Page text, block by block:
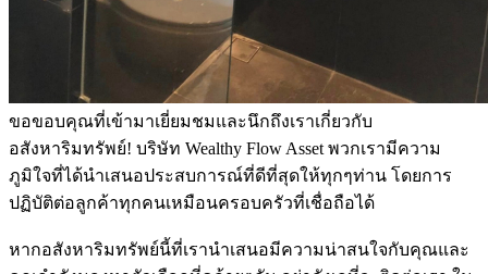
ขอขอบคุณที่เข้ามาเยี่ยมชมและนึกถึงเราเกี่ยวกับ
อสังหาริมทรัพย์! บริษัท Wealthy Flow Asset พวกเรามีความ
ภูมิใจที่ได้นำเสนอประสบการณ์ที่ดีที่สุดให้ทุกๆท่าน โดยการ
ปฏิบัติต่อลูกค้าทุกคนเหมือนครอบครัวที่เชื่อถือได้
หากอสังหาริมทรัพย์นี้ที่เรานำเสนอมีความน่าสนใจกับคุณและ